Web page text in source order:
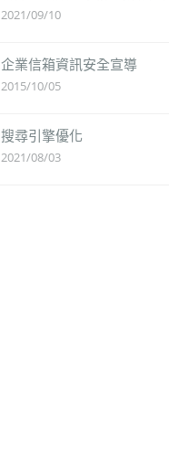
2021/09/10
企業信箱資訊安全宣導
2015/10/05
搜尋引擎優化
2021/08/03